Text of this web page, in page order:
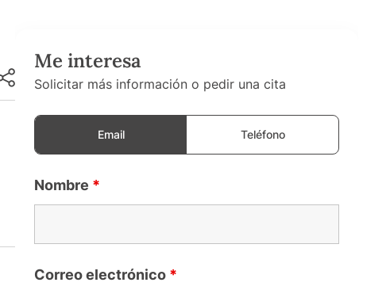
Me interesa
Solicitar más información o pedir una cita
Email Teléfono
Nombre *
Correo electrónico *